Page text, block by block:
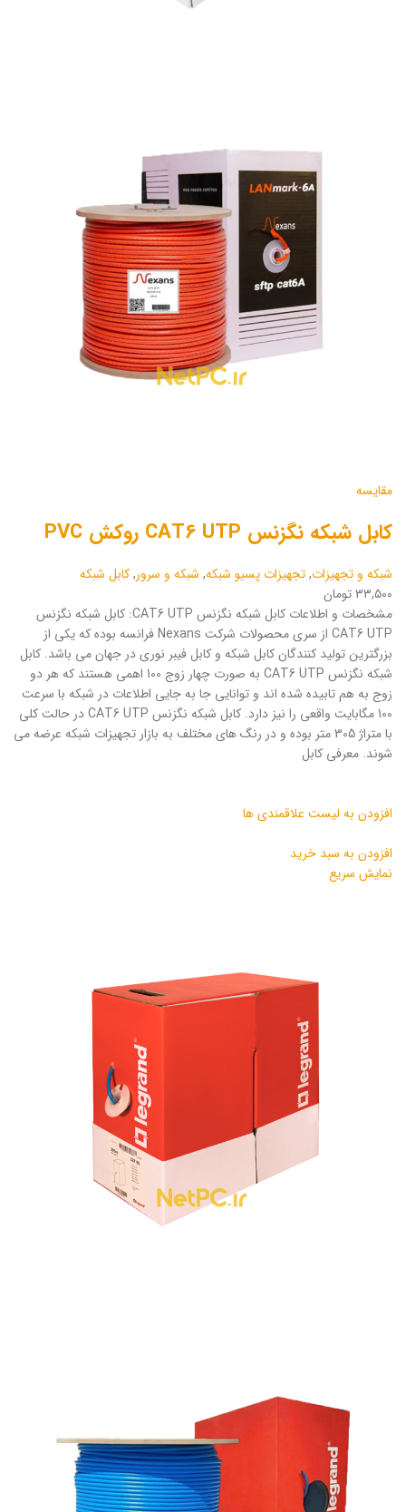
مقایسه
کابل شبکه نگزنس CAT6 UTP روکش PVC
شبکه و تجهیزات,تجهیزات پسیو شبکه, شبکه و سرور,کابل شبکه
۳۳,۵۰۰ تومان
مشخصات و اطلاعات کابل شبکه نگزنس CAT6 UTP: کابل شبکه نگزنس
CAT6 UTP از سری محصولات شرکت Nexans فرانسه بوده که یکی از
بزرگترین تولید کنندگان کابل شبکه و کابل فیبر نوری در جهان می باشد. کابل
شبکه نگزنس CAT6 UTP به صورت چهار زوج 100 اهمی هستند که هر دو
زوج به هم تابیده شده اند و توانایی جا به جایی اطلاعات در شبکه با سرعت
100 مگابایت واقعی را نیز دارد. کابل شبکه نگزنس CAT6 UTP در حالت کلی
با متراژ 305 متر بوده و در رنگ های مختلف به بازار تجهیزات شبکه عرضه می
شوند. معرفی کابل
افزودن به لیست علاقمندی ها
افزودن به سبد خرید
نمایش سریع